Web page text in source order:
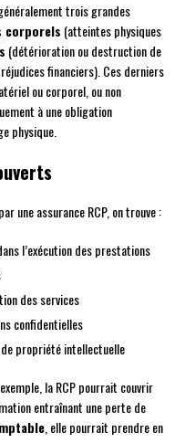
trois grandes
corporels (atteintes physiques
(détérioration ou destruction de
financiers). Ces derniers
ou corporel, ou non
à une obligation
physique.
une assurance RCP, on trouve :
l’exécution des prestations
des services
confidentielles
propriété intellectuelle
la RCP pourrait couvrir
entraînant une perte de
, elle pourrait prendre en